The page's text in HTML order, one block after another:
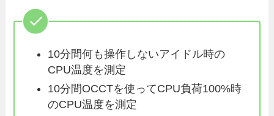
10分間何も操作しないアイドル時の
CPU温度を測定
10分間OCCTを使ってCPU負荷100%時
のCPU温度を測定